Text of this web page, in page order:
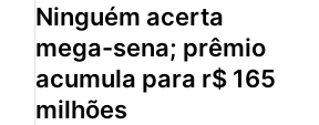
ninguém acerta
mega-sena; prêmio
acumula para r$ 165
milhões